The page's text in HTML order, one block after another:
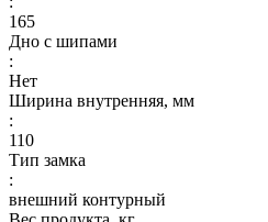
165
Дно с шипами
:
Нет
Ширина внутренняя, мм
:
110
Тип замка
:
внешний контурный